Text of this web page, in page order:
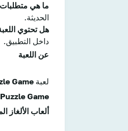
ما هي متطلبات
الحديثة.
هل تحتوي
داخل التطبيق.
عن اللعبة
لعبة Game
Game
ألعاب الألغاز